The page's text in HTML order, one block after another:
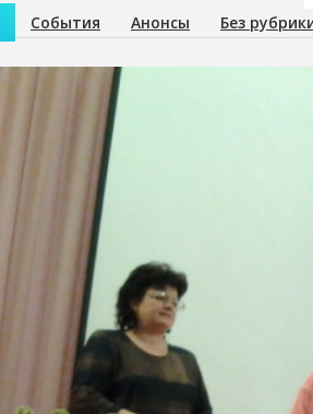
События Анонсы
Без